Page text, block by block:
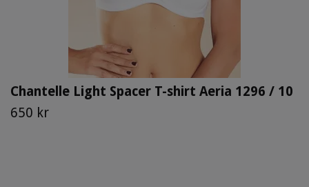
Chantelle Light Spacer T-shirt Aeria 1296 / 10
650 kr